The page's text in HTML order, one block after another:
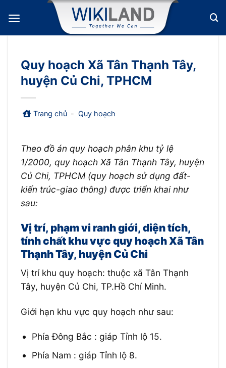
qua
nội
Quy hoạch Xã Tân Thạnh Tây,
huyện Củ Chi, TPHCM
Trang chủ - Quy hoạch
Theo đồ án quy hoạch phân khu tỷ lệ
1/2000, quy hoạch Xã Tân Thạnh Tây, huyện
Củ Chi, TPHCM (quy hoạch sử dụng đất-
kiến trúc-giao thông) được triển khai như
sau:
Vị trí, phạm vi ranh giới, diện tích,
tính chất khu vực quy hoạch Xã Tân
Thạnh Tây, huyện Củ Chi
Vị trí khu quy hoạch: thuộc xã Tân Thạnh
Tây, huyện Củ Chi, TP.Hồ Chí Minh.
Giới hạn khu vực quy hoạch như sau:
Phía Đông Bắc : giáp Tỉnh lộ 15.
Phía Nam : giáp Tỉnh lộ 8.